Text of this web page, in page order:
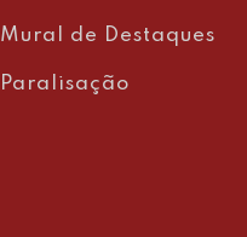
Mural de Destaques
Paralisação